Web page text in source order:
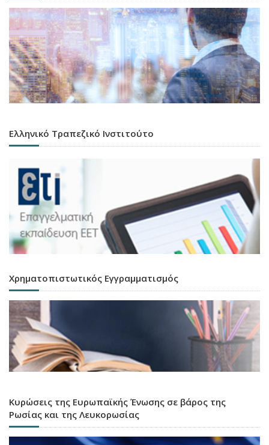
Ελληνικό Τραπεζικό Ινστιτούτο
Χρηματοπιστωτικός Εγγραμματισμός
Κυρώσεις της Ευρωπαϊκής Ένωσης σε βάρος της
Ρωσίας και της Λευκορωσίας